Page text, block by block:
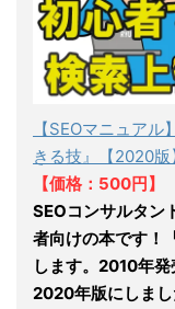
【SEOマニュア
きる技』【2020版
【価格：500円】
SEOコンサルタン
者向けの本です！
します。2010年
2020年版にしま